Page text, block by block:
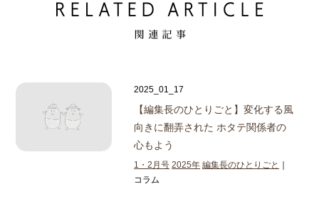
2025_01_17
【編集長のひとりごと】変化する風
向きに翻弄された ホタテ関係者の
心もよう
1・2月号 2025年 編集長のひとりごと
コラム